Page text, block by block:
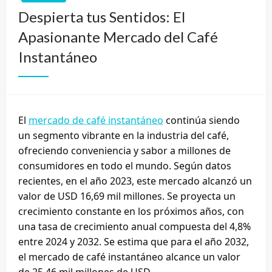
Despierta tus Sentidos: El
Apasionante Mercado del Café
Instantáneo
El mercado de café instantáneo continúa siendo
un segmento vibrante en la industria del café,
ofreciendo conveniencia y sabor a millones de
consumidores en todo el mundo. Según datos
recientes, en el año 2023, este mercado alcanzó un
valor de USD 16,69 mil millones. Se proyecta un
crecimiento constante en los próximos años, con
una tasa de crecimiento anual compuesta del 4,8%
entre 2024 y 2032. Se estima que para el año 2032,
el mercado de café instantáneo alcance un valor